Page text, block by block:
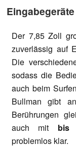
Der 7,85 Zoll
zuverlässig auf
Die
sodass die
auch beim
Bullman gibt
Berührungen
auch mit bis
problemlos klar.